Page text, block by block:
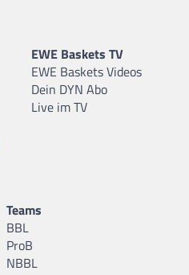
EWE Baskets TV
EWE Baskets Videos
Dein DYN Abo
Live im TV
Teams
BBL
ProB
NBBL